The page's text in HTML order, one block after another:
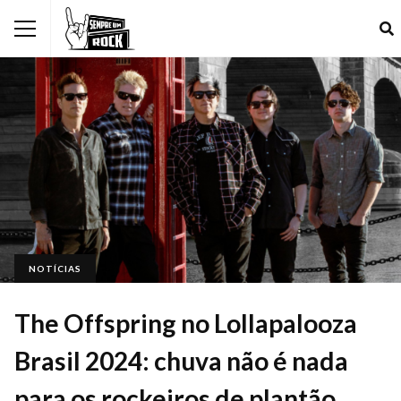
NOTÍCIAS
The Offspring no Lollapalooza
Brasil 2024: chuva não é nada